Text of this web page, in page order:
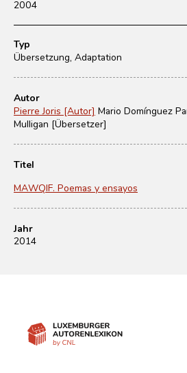
2004
Typ
Übersetzung, Adaptation
Autor
Pierre Joris [Autor] Mario Domínguez
Mulligan [Übersetzer]
Titel
MAWQIF. Poemas y ensayos
Jahr
2014